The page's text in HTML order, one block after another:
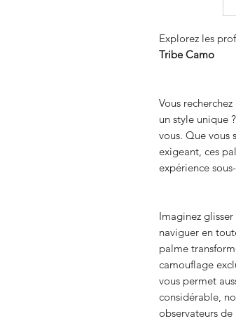
Explorez les
Tribe Camo
Vous
un style unique
vous. Que vous
exigeant, ces
expérience
Imaginez
naviguer en
palme
camouflage
vous permet
considérable,
observateurs